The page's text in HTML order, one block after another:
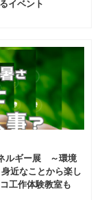
イベント
ルギー展 ～環境
近なことから楽し
工作体験教室も